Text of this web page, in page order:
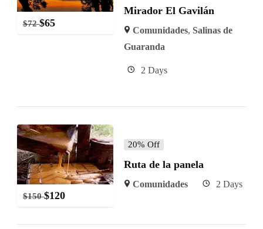
$72 $65
Mirador El Gavilán
Comunidades, Salinas de
Guaranda
2 Days
$150 $120
20% Off
Ruta de la panela
Comunidades 2 Days